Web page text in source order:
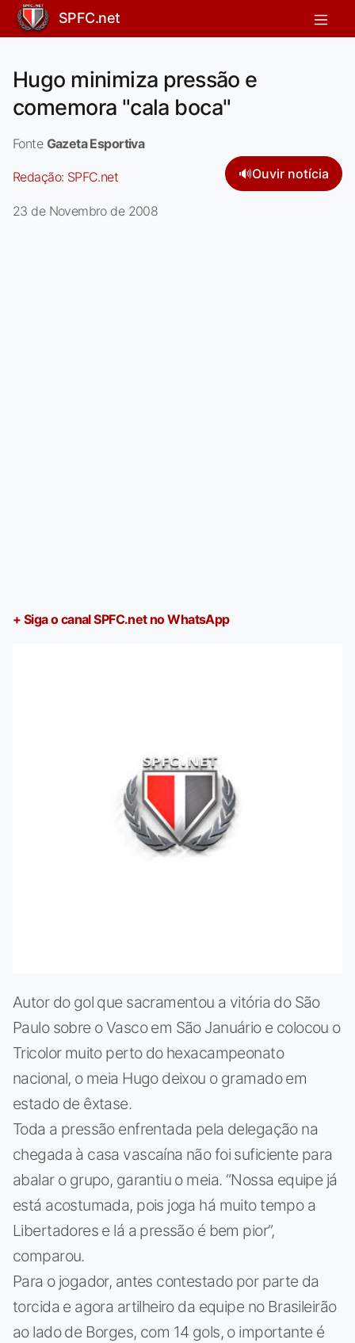
SPFC.net
Hugo minimiza pressão e
comemora "cala boca"
Fonte Gazeta Esportiva
Redação: SPFC.net 🔊Ouvir notícia
23 de Novembro de 2008
+ Siga o canal SPFC.net no WhatsApp
Autor do gol que sacramentou a vitória do São
Paulo sobre o Vasco em São Januário e colocou o
Tricolor muito perto do hexacampeonato
nacional, o meia Hugo deixou o gramado em
estado de êxtase.
Toda a pressão enfrentada pela delegação na
chegada à casa vascaína não foi suficiente para
abalar o grupo, garantiu o meia. “Nossa equipe já
está acostumada, pois joga há muito tempo a
Libertadores e lá a pressão é bem pior”,
comparou.
Para o jogador, antes contestado por parte da
torcida e agora artilheiro da equipe no Brasileirão
ao lado de Borges, com 14 gols, o importante é